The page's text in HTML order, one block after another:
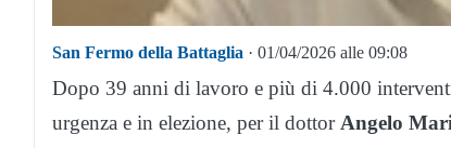
San Fermo della Battaglia · 01/04/2026 alle 09:08
Dopo 39 anni di lavoro e più di 4.000
urgenza e in elezione, per il dottor Angelo